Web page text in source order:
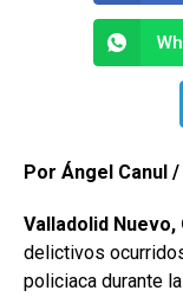
Por Ángel Canul /
Valladolid Nuevo,
delictivos
policiaca durante